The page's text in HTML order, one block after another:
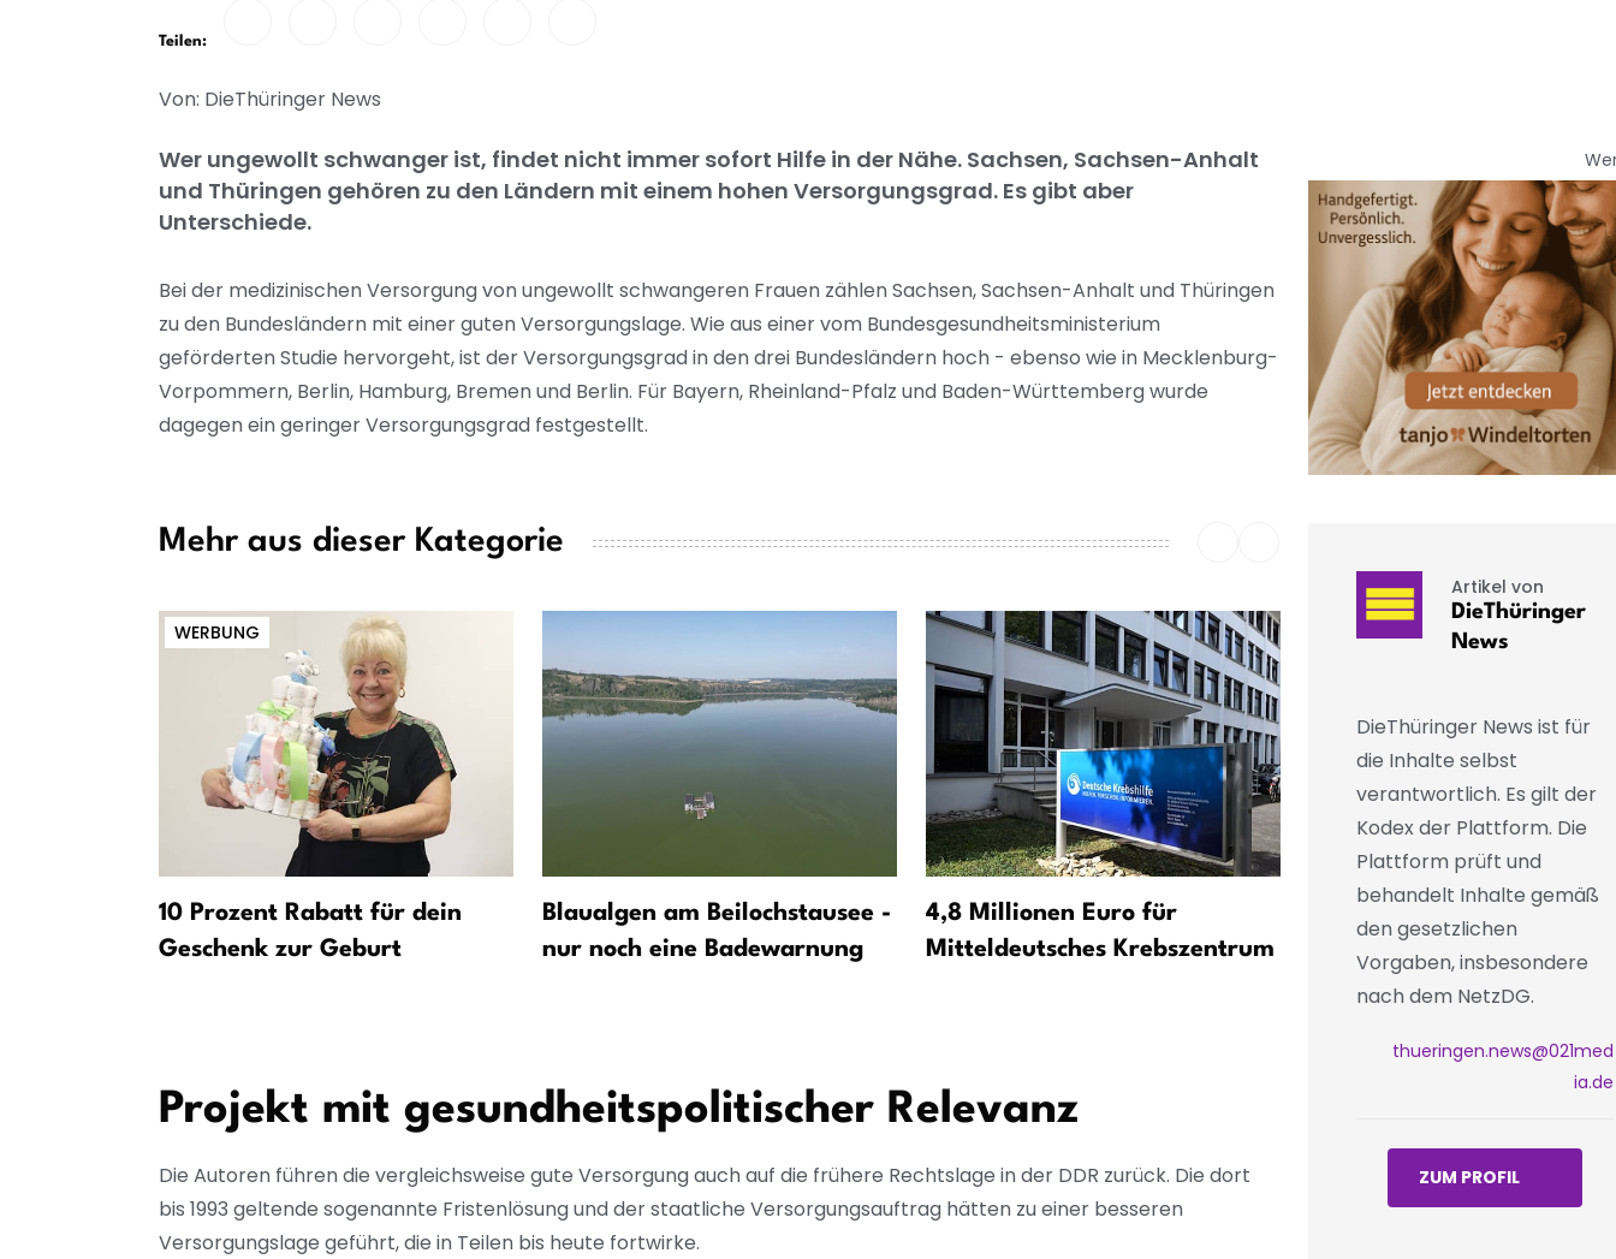
Teilen:
Von: DieThüringer News
Wer ungewollt schwanger ist, findet nicht immer sofort Hilfe in der Nähe. Sachsen, Sachsen-Anhalt
und Thüringen gehören zu den Ländern mit einem hohen Versorgungsgrad. Es gibt aber
Unterschiede.
Bei der medizinischen Versorgung von ungewollt schwangeren Frauen zählen Sachsen, Sachsen-Anhalt und Thüringen
zu den Bundesländern mit einer guten Versorgungslage. Wie aus einer vom Bundesgesundheitsministerium
geförderten Studie hervorgeht, ist der Versorgungsgrad in den drei Bundesländern hoch - ebenso wie in Mecklenburg-
Vorpommern, Berlin, Hamburg, Bremen und Berlin. Für Bayern, Rheinland-Pfalz und Baden-Württemberg wurde
dagegen ein geringer Versorgungsgrad festgestellt.
Mehr aus dieser Kategorie
WERBUNG
10 Prozent Rabatt für dein
Geschenk zur Geburt
Blaualgen am Beilochstausee -
nur noch eine Badewarnung
4,8 Millionen Euro für
Mitteldeutsches Krebszentrum
Bleilochstausee bei Harra
aufgehoben –
Projekt mit gesundheitspolitischer Relevanz
Die Autoren führen die vergleichsweise gute Versorgung auch auf die frühere Rechtslage in der DDR zurück. Die dort
bis 1993 geltende sogenannte Fristenlösung und der staatliche Versorgungsauftrag hätten zu einer besseren
Versorgungslage geführt, die in Teilen bis heute fortwirke.
Artikel von
DieThüringer
News
DieThüringer News ist für
die Inhalte selbst
verantwortlich. Es gilt der
Kodex der Plattform. Die
Plattform prüft und
behandelt Inhalte gemäß
den gesetzlichen
Vorgaben, insbesondere
nach dem NetzDG.
thueringen.news@021med
ia.de
ZUM PROFIL